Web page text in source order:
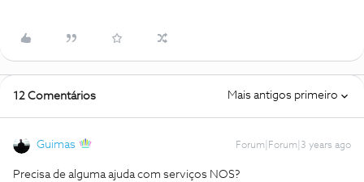
12 Comentários Mais antigos primeiro
Guimas Forum|Forum|3 years ago
Precisa de alguma ajuda com serviços NOS?